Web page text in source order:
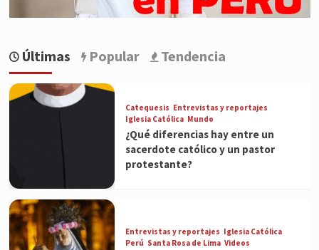
Últimas Popular Tendencia
Catequesis Entrevistas y reportajes
Iglesia Católica Mundo
¿Qué diferencias hay entre un
sacerdote católico y un pastor
protestante?
Entrevistas y reportajes Iglesia Católica
Perú Santa Rosa de Lima Videos